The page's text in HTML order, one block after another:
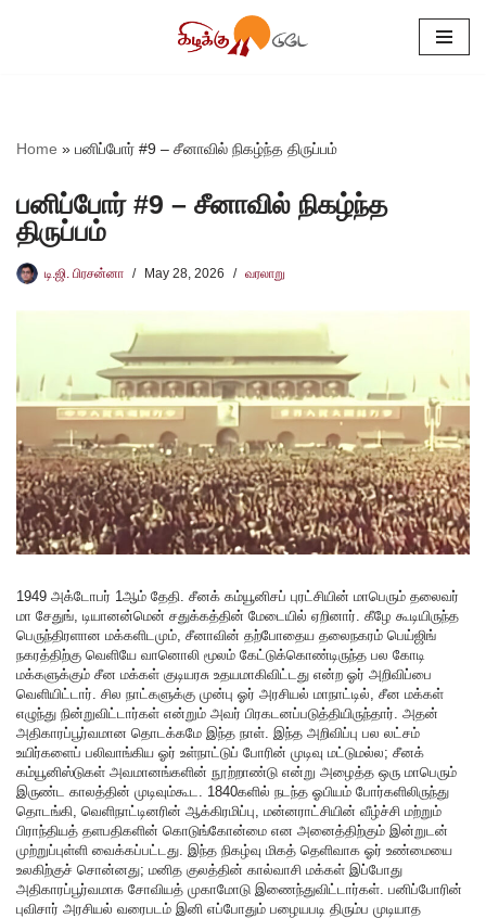
Home » பனிப்போர் #9 – சீனாவில் நிகழ்ந்த திருப்பம்
பனிப்போர் #9 – சீனாவில் நிகழ்ந்த
திருப்பம்
டி.ஜி. பிரசன்னா May 28, 2026 வரலாறு
1949 அக்டோபர் 1ஆம் தேதி. சீனக் கம்யூனிசப் புரட்சியின் மாபெரும் தலைவர்
மா சேதுங், டியானன்மென் சதுக்கத்தின் மேடையில் ஏறினார். கீழே கூடியிருந்த
பெருந்திரளான மக்களிடமும், சீனாவின் தற்போதைய தலைநகரம் பெய்ஜிங்
நகரத்திற்கு வெளியே வானொலி மூலம் கேட்டுக்கொண்டிருந்த பல கோடி
மக்களுக்கும் சீன மக்கள் குடியரசு உதயமாகிவிட்டது என்ற ஓர் அறிவிப்பை
வெளியிட்டார். சில நாட்களுக்கு முன்பு ஓர் அரசியல் மாநாட்டில், சீன மக்கள்
எழுந்து நின்றுவிட்டார்கள் என்றும் அவர் பிரகடனப்படுத்தியிருந்தார். அதன்
அதிகாரப்பூர்வமான தொடக்கமே இந்த நாள். இந்த அறிவிப்பு பல லட்சம்
உயிர்களைப் பலிவாங்கிய ஓர் உள்நாட்டுப் போரின் முடிவு மட்டுமல்ல; சீனக்
கம்யூனிஸ்டுகள் அவமானங்களின் நூற்றாண்டு என்று அழைத்த ஒரு மாபெரும்
இருண்ட காலத்தின் முடிவும்கூட. 1840களில் நடந்த ஓபியம் போர்களிலிருந்து
தொடங்கி, வெளிநாட்டினரின் ஆக்கிரமிப்பு, மன்னராட்சியின் வீழ்ச்சி மற்றும்
பிராந்தியத் தளபதிகளின் கொடுங்கோன்மை என அனைத்திற்கும் இன்றுடன்
முற்றுப்புள்ளி வைக்கப்பட்டது. இந்த நிகழ்வு மிகத் தெளிவாக ஓர் உண்மையை
உலகிற்குச் சொன்னது; மனித குலத்தின் கால்வாசி மக்கள் இப்போது
அதிகாரப்பூர்வமாக சோவியத் முகாமோடு இணைந்துவிட்டார்கள். பனிப்போரின்
புவிசார் அரசியல் வரைபடம் இனி எப்போதும் பழையபடி திரும்ப முடியாத